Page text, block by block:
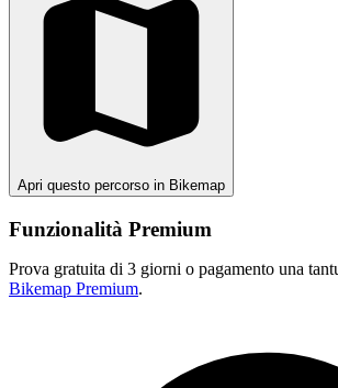
Apri questo percorso in Bikemap
Funzionalità Premium
Prova gratuita di 3 giorni o pagamento una
Bikemap Premium.